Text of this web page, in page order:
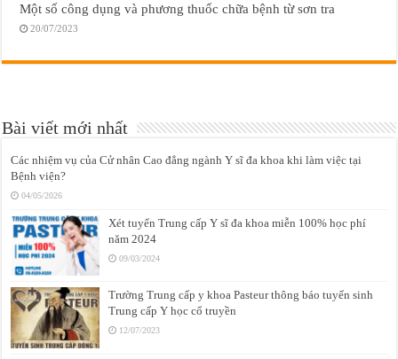
Một số công dụng và phương thuốc chữa bệnh từ sơn tra
20/07/2023
Bài viết mới nhất
Các nhiệm vụ của Cử nhân Cao đẳng ngành Y sĩ đa khoa khi làm việc tại
Bệnh viện?
04/05/2026
Xét tuyển Trung cấp Y sĩ đa khoa miễn 100% học phí
năm 2024
09/03/2024
Trường Trung cấp y khoa Pasteur thông báo tuyển sinh
Trung cấp Y học cổ truyền
12/07/2023